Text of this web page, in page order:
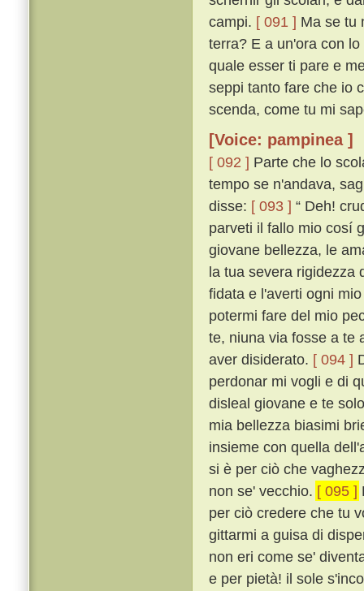
campi. [ 091 ] Ma se tu
terra? E a un'ora con
quale esser ti pare e
seppi tanto fare che io
scenda, come tu mi
[Voice: pampinea ]
[ 092 ] Parte che lo
tempo se n'andava,
disse: [ 093 ] “ Deh!
parveti il fallo mio cosí
giovane bellezza, le
la tua severa rigidezza
fidata e l'averti ogni
potermi fare del mio
te, niuna via fosse a te
aver disiderato. [ 094 ]
perdonar mi vogli e di
disleal giovane e te
mia bellezza biasimi
insieme con quella
si è per ciò che
non se' vecchio. [ 095 ]
per ciò credere che tu
gittarmi a guisa di
non eri come se'
e per pietà! il sole